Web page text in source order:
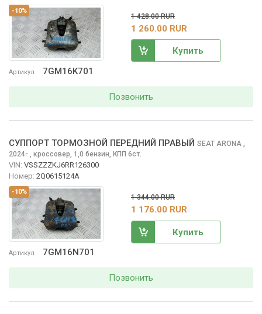
-10%
Артикул 7GM16K701
1 428.00 RUR
1 260.00 RUR
Купить
Позвонить
-10%
Артикул 7GM16N701
СУППОРТ ТОРМОЗНОЙ ПЕРЕДНИЙ ПРАВЫЙ SEAT ARONA ,
2024г., кроссовер, 1,0 бензин, КПП 6ст.
VIN: VSSZZZKJ6RR126300
Номер: 2Q0615124A
1 344.00 RUR
1 176.00 RUR
Купить
Позвонить